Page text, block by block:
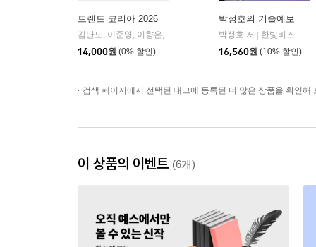
트렌드 코리아 2026
김난도, 이준영, 이향은, 전미영, 최지혜 저 외 7명 | 미래의창
14,000원 (0% 할인)
박정호의 기술예보
박정호 저
한빛비즈
16,560원 (10% 할인)
검색 페이지에서 선택된 태그에 등록된 더 많은 상품을 확인해
이 상품의 이벤트 (6개)